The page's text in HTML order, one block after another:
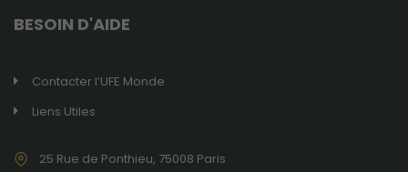
BESOIN D'AIDE
Contacter l’UFE Monde
Liens Utiles
25 Rue de Ponthieu, 75008 Paris